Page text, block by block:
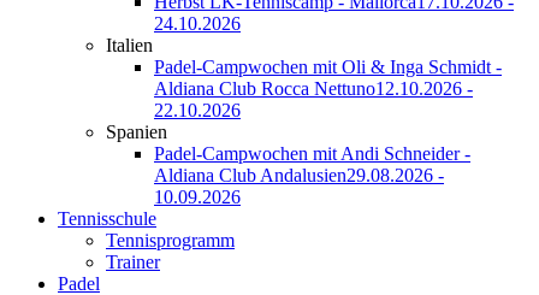
24.10.2026
Italien
Padel-Campwochen mit Oli & Inga Schmidt -
Aldiana Club Rocca Nettuno12.10.2026 -
22.10.2026
Spanien
Padel-Campwochen mit Andi Schneider -
Aldiana Club Andalusien29.08.2026 -
10.09.2026
Tennisschule
Tennisprogramm
Trainer
Padel